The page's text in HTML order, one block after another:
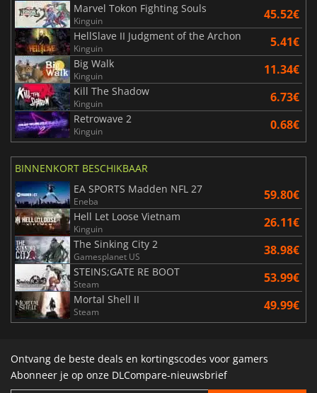
Marvel Tokon Fighting Souls
Kinguin 45.52€
HellSlave II Judgment of the Archon
Kinguin 5.41€
Big Walk
Kinguin 11.34€
Kill The Shadow
Kinguin 6.73€
Retrowave 2
Kinguin 0.68€
BINNENKORT BESCHIKBAAR
EA SPORTS Madden NFL 27
Eneba 59.80€
Hell Let Loose Vietnam
Kinguin 26.11€
The Sinking City 2
Gamesplanet US 38.98€
STEINS;GATE RE BOOT
Steam 53.99€
Mortal Shell II
Steam 49.99€
Ontvang de beste deals en kortingscodes voor gamers
Abonneer je op onze DLCompare-nieuwsbrief